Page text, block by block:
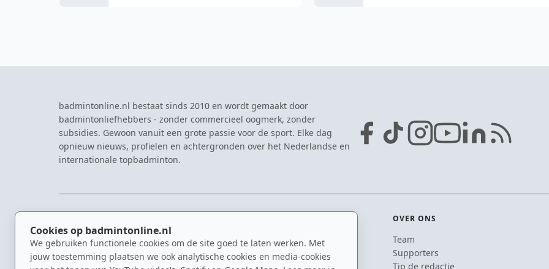
Cookies op badmintonline.nl
We gebruiken functionele cookies om de site goed te laten werken. Met
jouw toestemming plaatsen we ook analytische cookies en media-cookies
badmintonline.nl bestaat sinds 2010 en wordt gemaakt door
badmintonliefhebbers - zonder commercieel oogmerk, zonder
subsidies. Gewoon vanuit een grote passie voor de sport. Elke dag
opnieuw nieuws, profielen en achtergronden over het Nederlandse en
internationale topbadminton.
Nieuws
Kennisbank
Spelers
Eredivisie
NK Badminton
Dutch Open
OVER ONS
Team
Supporters
Tip de redactie